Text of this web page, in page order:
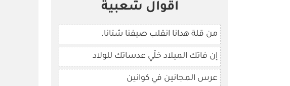
أقوال شعبية
من قلة هدانا انقلب صيفنا شتانا.
إن فاتك الميلاد خلّي عدساتك للولاد
عرس المجانين في كوانين